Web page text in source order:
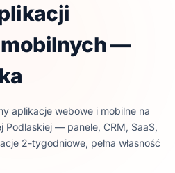
—
aplikacje webowe i mobilne na
Podlaskiej — panele, CRM, SaaS,
2-tygodniowe, pełna własność